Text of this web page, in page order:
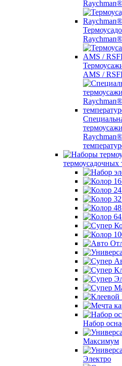
Raychman®
Raychman®
AMS /
термоусадочных
Набор
Максимум
Электро